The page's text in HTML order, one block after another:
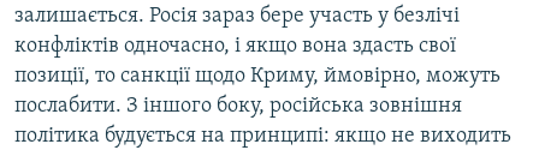
залишається. Росія зараз бере участь у безлічі
конфліктів одночасно, і якщо вона здасть свої
позиції, то санкції щодо Криму, ймовірно, можуть
послабити. З іншого боку, російська зовнішня
політика будується на принципі: якщо не виходить